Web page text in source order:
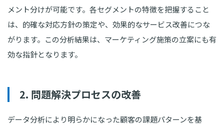
メント分けが可能です。各セグメントの特徴を把握すること
は、的確な対応方針の策定や、効果的なサービス改善につな
がります。この分析結果は、マーケティング施策の立案にも有
効な指針となります。
2. 問題解決プロセスの改善
データ分析により明らかになった顧客の課題パターンを基